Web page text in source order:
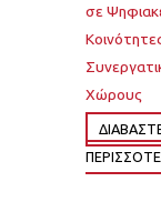
σε
Χώρους